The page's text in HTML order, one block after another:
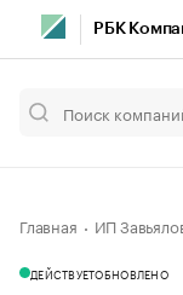
РБК
Главная ИП
ДЕЙСТВУЕТОБНОВЛЕНО